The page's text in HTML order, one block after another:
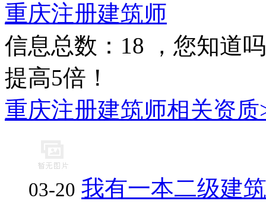
重庆注册建筑师
信息总数： 18 ，您知道
提高5倍！
重庆注册建筑师相关资质
03-20 我有一本二级建